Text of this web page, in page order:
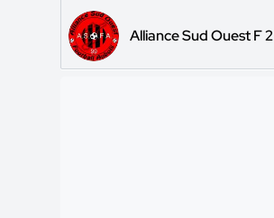
Alliance Sud Ouest F 2